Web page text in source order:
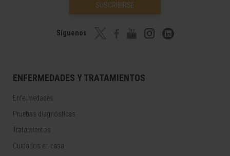
SUSCRIBIRSE
Síguenos
ENFERMEDADES Y TRATAMIENTOS
Enfermedades
Pruebas diagnósticas
Tratamientos
Cuidados en casa